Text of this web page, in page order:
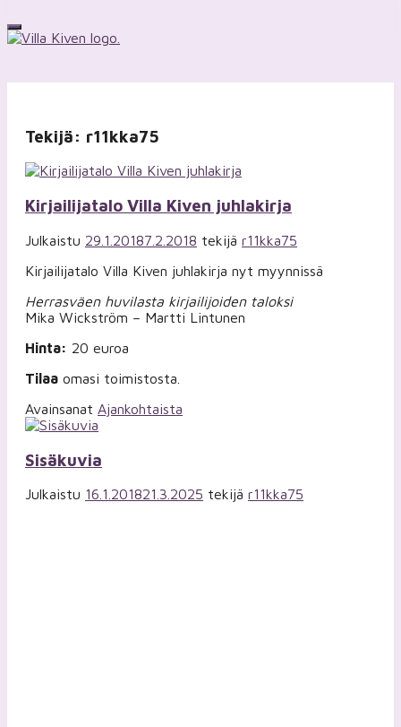
Tekijä: r11kka75
Kirjailijatalo Villa Kiven juhlakirja
Julkaistu 29.1.20187.2.2018 tekijä r11kka75
Kirjailijatalo Villa Kiven juhlakirja nyt myynnissä
Herrasväen huvilasta kirjailijoiden taloksi
Mika Wickström – Martti Lintunen
Hinta: 20 euroa
Tilaa omasi toimistosta.
Avainsanat Ajankohtaista
Sisäkuvia
Julkaistu 16.1.201821.3.2025 tekijä r11kka75